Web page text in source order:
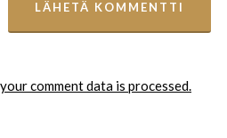
comment data is processed.